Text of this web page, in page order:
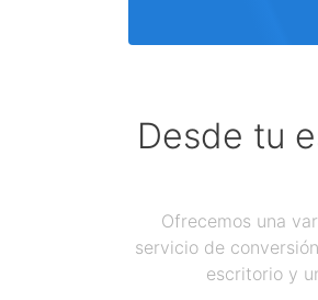
Desde tu
Ofrecemos una
servicio de
escritorio y